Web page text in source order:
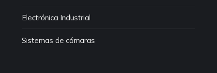
Electrónica Industrial
Sistemas de cámaras